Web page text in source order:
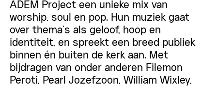
ADEM Project een unieke mix van
worship, soul en pop. Hun muziek gaat
over thema’s als geloof, hoop en
identiteit, en spreekt een breed publiek
binnen én buiten de kerk aan. Met
bijdragen van onder anderen Filemon
Peroti, Pearl Jozefzoon, William Wixley,